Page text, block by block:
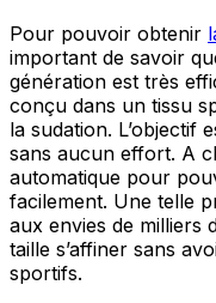
Pour pouvoir obtenir
important de savoir
génération est très
conçu dans un tissu
la sudation. L’objectif
sans aucun effort. A
automatique pour
facilement. Une telle
aux envies de milliers
taille s’affiner sans
sportifs.